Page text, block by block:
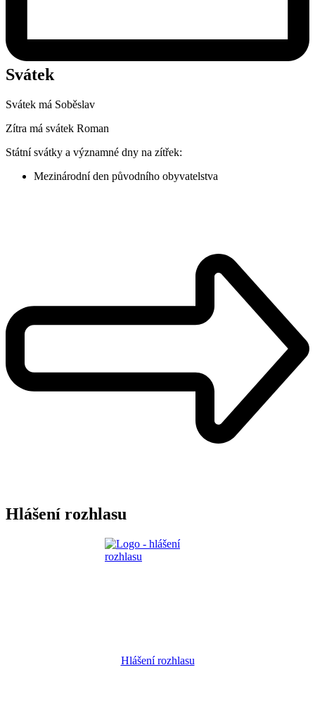
Svátek
Svátek má Soběslav
Zítra má svátek Roman
Státní svátky a významné dny na zítřek:
Mezinárodní den původního obyvatelstva
Hlášení rozhlasu
Hlášení rozhlasu